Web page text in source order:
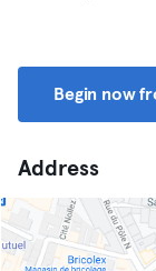
Begin now
Address